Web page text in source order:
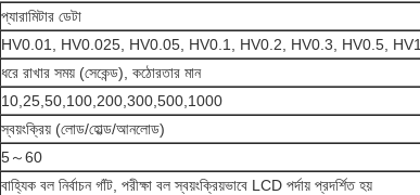
প্যারামিটার ডেটা
HV0.01, HV0.025, HV0.05, HV0.1, HV0.2, HV0.3, HV0.5, HV1
ধরে রাখার সময় (সেকেন্ড), কঠোরতার মান
10,25,50,100,200,300,500,1000
স্বয়ংক্রিয় (লোড/হোল্ড/আনলোড)
5～60
বাহ্যিক বল নির্বাচন গাঁট, পরীক্ষা বল স্বয়ংক্রিয়ভাবে LCD পর্দায় প্রদর্শিত হয়